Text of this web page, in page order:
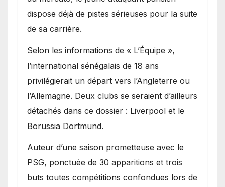
dispose déjà de pistes sérieuses pour la suite
de sa carrière.
Selon les informations de « L’Équipe »,
l’international sénégalais de 18 ans
privilégierait un départ vers l’Angleterre ou
l’Allemagne. Deux clubs se seraient d’ailleurs
détachés dans ce dossier : Liverpool et le
Borussia Dortmund.
Auteur d’une saison prometteuse avec le
PSG, ponctuée de 30 apparitions et trois
buts toutes compétitions confondues lors de